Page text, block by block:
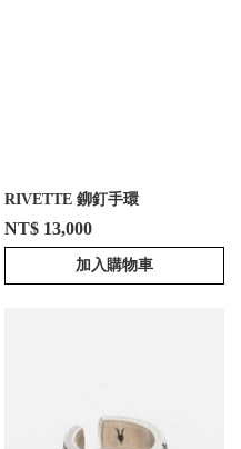
RIVETTE 鉚釘手環
NT$ 13,000
加入購物車